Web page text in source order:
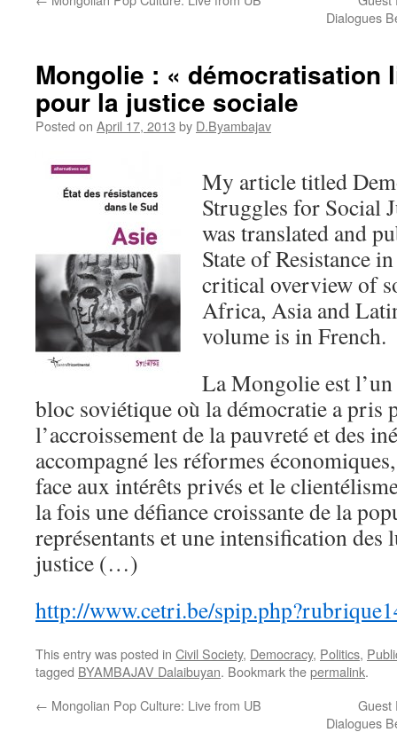
Dialogues
Mongolie : « démocratisation
pour la justice sociale
Posted on April 17, 2013 by D.Byambajav
My article titled
Struggles for Social
was translated and
State of Resistance
critical overview of
Africa, Asia and
volume is in French.
La Mongolie est l’un
bloc soviétique où la démocratie a pris
l’accroissement de la pauvreté et des
accompagné les réformes
face aux intérêts privés et le
la fois une défiance croissante de la
représentants et une intensification des
justice (…)
http://www.cetri.be/
This entry was posted in Civil Society, Democracy, Politics,
tagged BYAMBAJAV Dalaibuyan. Bookmark thepermalink.
← Mongolian Pop Culture: Live from UB
Guest
Dialogues